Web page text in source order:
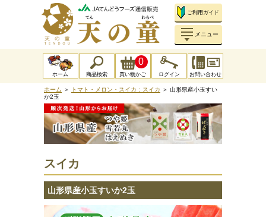
ご利用ガイド
メニュー
ホーム 商品検索 買い物かご
0
ログイン お問い合わせ
ホーム ＞ トマト・メロン・スイカ：スイカ ＞ 山形県産小玉すい
か2玉
スイカ
山形県産小玉すいか2玉